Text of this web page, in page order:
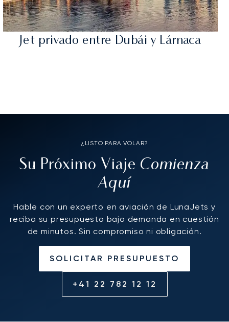
Jet privado entre Dubái y Lárnaca
¿LISTO PARA VOLAR?
Su Próximo Viaje Comienza
Aquí
Hable con un experto en aviación de LunaJets y
reciba su presupuesto bajo demanda en cuestión
de minutos. Sin compromiso ni obligación.
SOLICITAR PRESUPUESTO
+41 22 782 12 12